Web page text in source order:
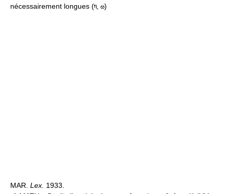
nécessairement longues (
)
MAR. Lex. 1933.